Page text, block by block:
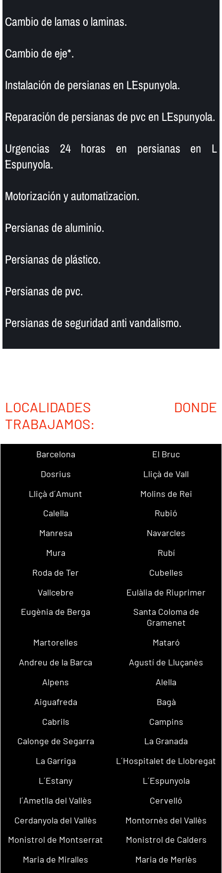
Cambio de lamas o laminas.
Cambio de eje*.
Instalación de persianas en L´Espunyola.
Reparación de persianas de pvc en L´Espunyola.
Urgencias 24 horas en persianas en L
´Espunyola.
Motorización y automatizacion.
Persianas de aluminio.
Persianas de plástico.
Persianas de pvc.
Persianas de seguridad anti vandalismo.
LOCALIDADES DONDE
TRABAJAMOS:
Barcelona
El Bruc
Dosrius
Lliçà de Vall
Lliçà d´Amunt
Molins de Rei
Calella
Rubió
Manresa
Navarcles
Mura
Rubí
Roda de Ter
Cubelles
Vallcebre
Eulàlia de Riuprimer
Eugènia de Berga
Santa Coloma de
Gramenet
Martorelles
Mataró
Andreu de la Barca
Agustí de Lluçanès
Alpens
Alella
Aiguafreda
Bagà
Cabrils
Campins
Calonge de Segarra
La Granada
La Garriga
L´Hospitalet de Llobregat
L´Estany
L´Espunyola
l´Ametlla del Vallès
Cervelló
Cerdanyola del Vallès
Montornès del Vallès
Monistrol de Montserrat
Monistrol de Calders
Maria de Miralles
Maria de Merlès